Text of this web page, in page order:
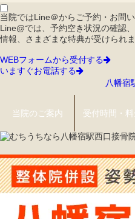
当院ではLine＠からご予約・お問
Line@では、予約空き状況の確認
情報、さまざまな特典が受けられ
WEBフォームから受付する
いますぐお電話する
八幡宿
当院のご案内 受付時間・料